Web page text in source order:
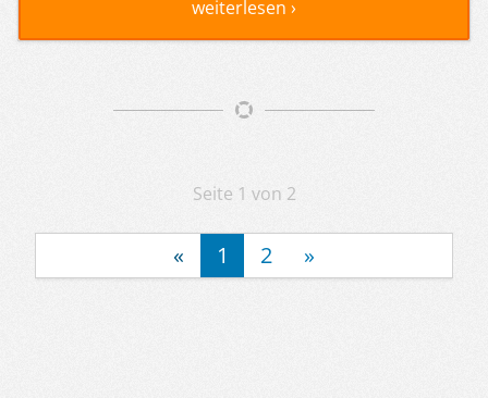
weiterlesen ›
Artikelnavigation
Seite 1 von 2
« 1 2 »